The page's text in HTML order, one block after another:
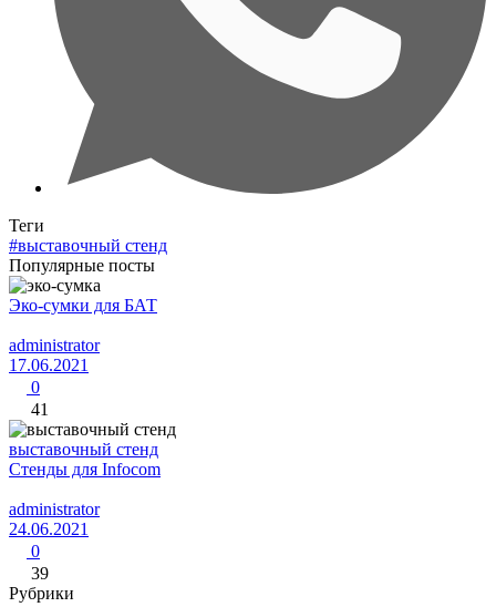
Теги
#выставочный стенд
Популярные посты
Эко-сумки для БАТ
administrator
17.06.2021
0
41
выставочный стенд
Стенды для Infocom
administrator
24.06.2021
0
39
Рубрики